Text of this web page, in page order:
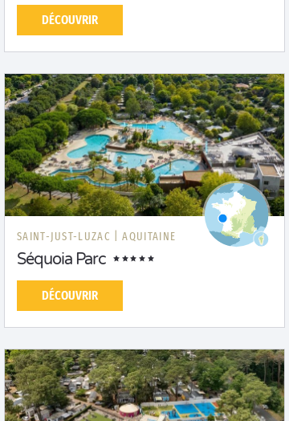
DÉCOUVRIR
SAINT-JUST-LUZAC | AQUITAINE
Séquoia Parc
DÉCOUVRIR